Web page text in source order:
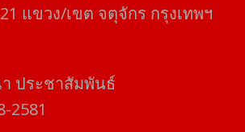
แขวง/เขต​ จตุจักร​ กรุงเทพฯ
ประชาสัมพันธ์
2581